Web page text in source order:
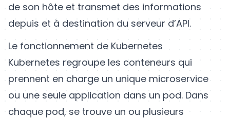
de son hôte et transmet des informations
depuis et à destination du serveur d’API.
Le fonctionnement de Kubernetes
Kubernetes regroupe les conteneurs qui
prennent en charge un unique microservice
ou une seule application dans un pod. Dans
chaque pod, se trouve un ou plusieurs